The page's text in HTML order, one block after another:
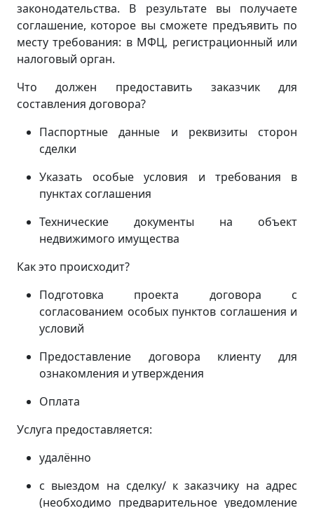
законодательства. В результате вы получаете
соглашение, которое вы сможете предъявить по
месту требования: в МФЦ, регистрационный или
налоговый орган.
Что должен предоставить заказчик для
составления договора?
Паспортные данные и реквизиты сторон
сделки
Указать особые условия и требования в
пунктах соглашения
Технические документы на объект
недвижимого имущества
Как это происходит?
Подготовка проекта договора с
согласованием особых пунктов соглашения и
условий
Предоставление договора клиенту для
ознакомления и утверждения
Оплата
Услуга предоставляется:
удалённо
с выездом на сделку/ к заказчику на адрес
(необходимо предварительное уведомление